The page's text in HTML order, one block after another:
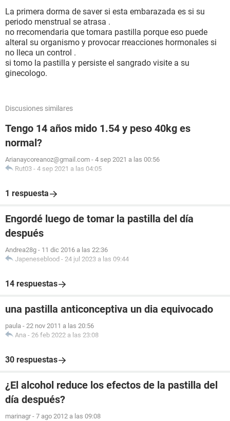
La primera dorma de saver si esta embarazada es si su
periodo menstrual se atrasa .
no rrecomendaria que tomara pastilla porque eso puede
alteral su organismo y provocar rreacciones hormonales si
no lleca un control .
si tomo la pastilla y persiste el sangrado visite a su
ginecologo.
Discusiones similares
Tengo 14 años mido 1.54 y peso 40kg es
normal?
Arianaycoreanoz@gmail.com - 4 sep 2021 a las 00:56
Rut03 - 4 sep 2021 a las 04:05
1 respuesta
Engordé luego de tomar la pastilla del día
después
Andrea28g - 11 dic 2016 a las 22:36
Japeneseblood - 24 jul 2023 a las 09:44
14 respuestas
una pastilla anticonceptiva un dia equivocado
paula - 22 nov 2011 a las 20:56
Ana - 26 feb 2022 a las 23:08
30 respuestas
¿El alcohol reduce los efectos de la pastilla del
día después?
marinagr - 7 ago 2012 a las 09:08